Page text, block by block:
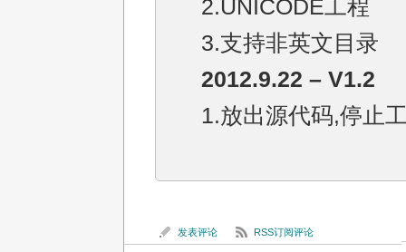
2.UNICODE工程
3.支持非英文目录
2012.9.22 – V1.2
1.放出源代码,停止
发表评论 RSS订阅评论